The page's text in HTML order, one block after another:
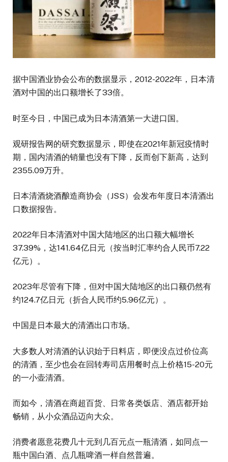
据中国酒业协会公布的数据显示，2012-2022年，日本清
酒对中国的出口额增长了33倍。
时至今日，中国已成为日本清酒第一大进口国。
观研报告网的研究数据显示，即使在2021年新冠疫情时
期，国内清酒的销量也没有下降，反而创下新高，达到
2355.09万升。
日本清酒烧酒酿造商协会（JSS）会发布年度日本清酒出
口数据报告。
2022年日本清酒对中国大陆地区的出口额大幅增长
37.39%，达141.64亿日元（按当时汇率约合人民币7.22
亿元）。
2023年尽管有下降，但对中国大陆地区的出口额仍然有
约124.7亿日元（折合人民币约5.96亿元）。
中国是日本最大的清酒出口市场。
大多数人对清酒的认识始于日料店，即便没点过价位高
的清酒，至少也会在回转寿司店用餐时点上价格15-20元
的一小壶清酒。
而如今，清酒在商超百货、日常各类饭店、酒店都开始
畅销，从小众酒品迈向大众。
消费者愿意花费几十元到几百元点一瓶清酒，如同点一
瓶中国白酒、点几瓶啤酒一样自然普遍。